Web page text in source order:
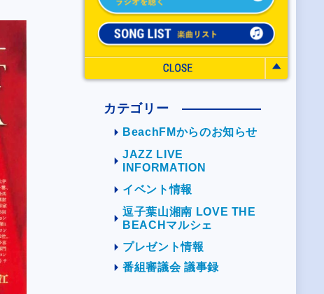
カテゴリー
BeachFMからのお知らせ
JAZZ LIVE
INFORMATION
イベント情報
逗子葉山湘南 LOVE THE
BEACHマルシェ
プレゼント情報
番組審議会 議事録